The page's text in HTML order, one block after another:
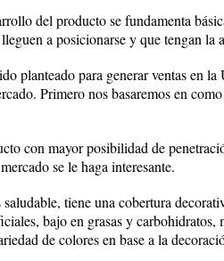
del producto se fundamenta
a posicionarse y que tengan la
planteado para generar ventas en
Primero nos basaremos en
con mayor posibilidad de
se le haga interesante.
tiene una cobertura
bajo en grasas y
de colores en base a la